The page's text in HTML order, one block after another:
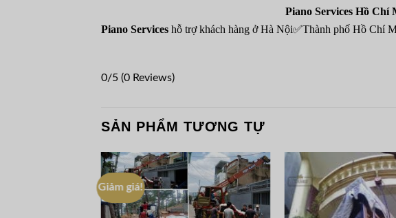
Piano Services Hồ Chí
Piano Services hỗ trợ khách hàng ở Hà Nội✅Thành phố Hồ Chí
0/5 (0 Reviews)
SẢN PHẨM TƯƠNG TỰ
Giảm giá!